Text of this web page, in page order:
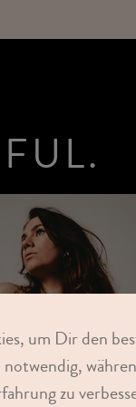
um Dir den
zu